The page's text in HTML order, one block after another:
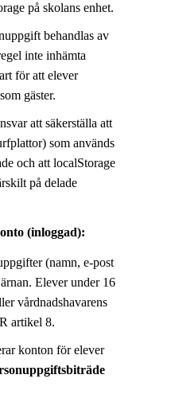
på skolans enhet.
behandlas av
inte inhämta
för att elever
gäster.
att säkerställa att
som används
och att localStorage
på delade
(inloggad):
(namn, e-post
Elever under 16
vårdnadshavarens
artikel 8.
konton för elever